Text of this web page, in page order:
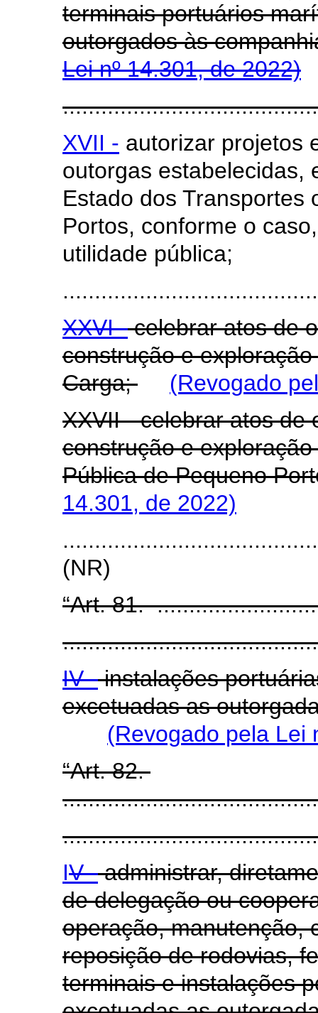
terminais portuários
outorgados às
Lei nº 14.301, de 2022)
XVII - autorizar projetos
outorgas estabelecidas,
Estado dos Transportes
Portos, conforme o
utilidade pública;
XXVI -celebrar atos de
construção e
Carga;
(Revogado
XXVII - celebrar atos de
construção e
Pública de Pequeno
14.301, de 2022)
(NR)
“Art. 81.
IV -instalações
excetuadas as
(Revogado pela Lei
“Art. 82.
IV -administrar,
de delegação ou
operação, manutenção,
reposição de rodovias,
terminais e instalações